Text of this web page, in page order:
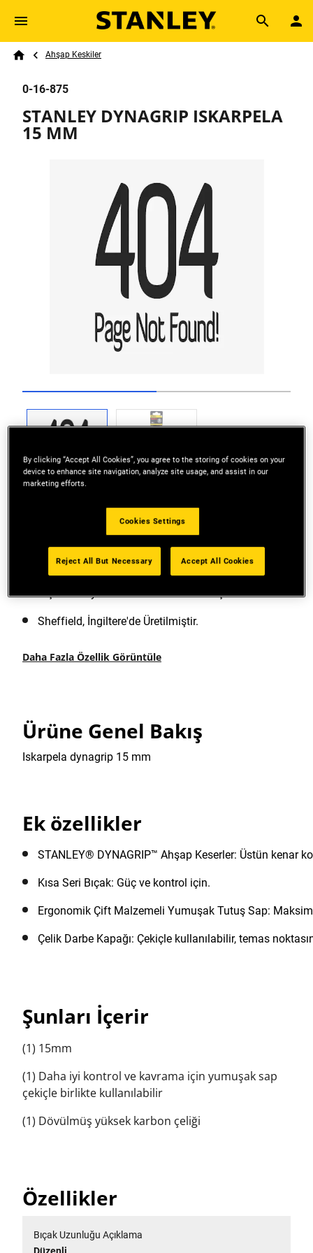
Skip to main content
Search
Breadcrumb
Ahşap Keskiler
Go to slide 1 Go to slide 2
0-16-875
STANLEY DYNAGRIP ISKARPELA
15 MM
Lake Kaplama Bıçak: Korozyon koruması sağlar.
Bıçak Koruyucu ile Teslim: Güvenlik için.
Sheffield, İngiltere'de Üretilmiştir.
Daha Fazla Özellik Görüntüle
Ürüne Genel Bakış
Iskarpela dynagrip 15 mm
Ek özellikler
STANLEY® DYNAGRIP™ Ahşap Keserler: Üstün kenar
Kısa Seri Bıçak: Güç ve kontrol için.
Ergonomik Çift Malzemeli Yumuşak Tutuş Sap:
Çelik Darbe Kapağı: Çekiçle kullanılabilir, temas
Şunları İçerir
(1) 15mm
(1) Daha iyi kontrol ve kavrama için yumuşak sap
çekiçle birlikte kullanılabilir
(1) Dövülmüş yüksek karbon çeliği
Özellikler
Bıçak Uzunluğu Açıklama
By clicking “Accept All Cookies”, you agree to the storing of cookies on your
device to enhance site navigation, analyze site usage, and assist in our
marketing efforts.
Cookies Settings
Reject All But Necessary Accept All Cookies